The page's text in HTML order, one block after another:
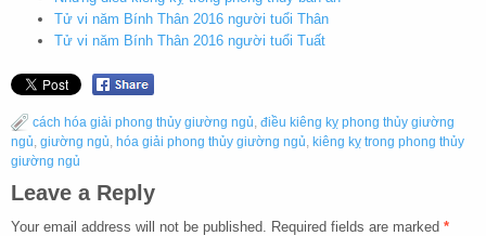
Tử vi năm Bính Thân 2016 người tuổi Thân
Tử vi năm Bính Thân 2016 người tuổi Tuất
cách hóa giải phong thủy giường ngủ, điều kiêng kỵ phong thủy giường
ngủ, giường ngủ, hóa giải phong thủy giường ngủ, kiêng kỵ trong phong thủy
giường ngủ
Leave a Reply
Your email address will not be published. Required fields are marked *